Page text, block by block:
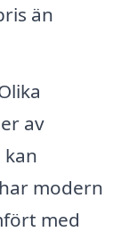
än
av
modern
med